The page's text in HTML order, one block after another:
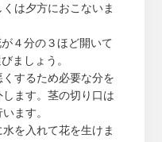
は夕方におこないま
４分の３ほど開いて
ましょう。
するため必要な分を
ます。茎の切り口は
ます。
水を入れて花を生けま